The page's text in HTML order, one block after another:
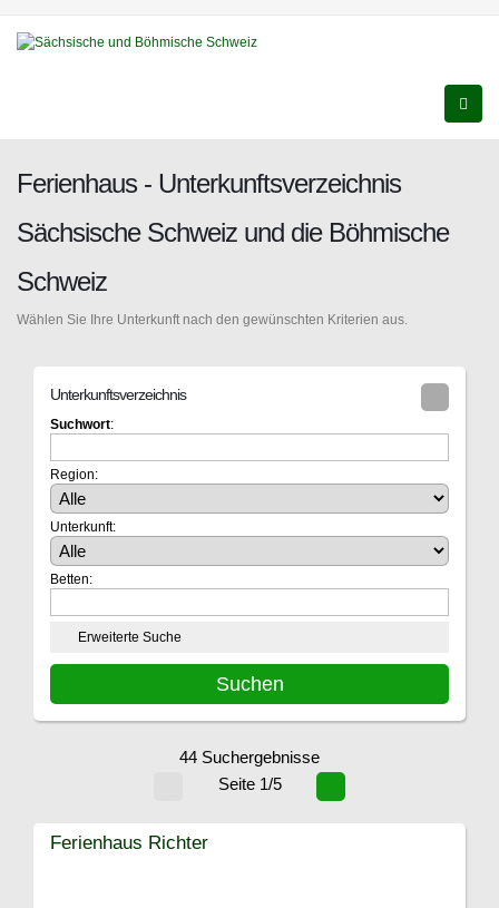
Ferienhaus - Unterkunftsverzeichnis
Sächsische Schweiz und die Böhmische
Schweiz
Wählen Sie Ihre Unterkunft nach den gewünschten Kriterien aus.
Unterkunftsverzeichnis
Suchwort:
Region:
Unterkunft:
Betten:
Erweiterte Suche
44 Suchergebnisse
Seite 1/5
Ferienhaus Richter